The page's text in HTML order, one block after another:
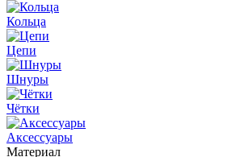
Кольца
Цепи
Шнуры
Чётки
Аксессуары
Материал